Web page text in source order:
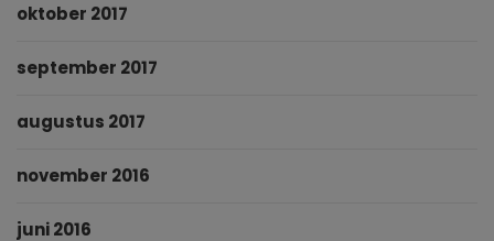
oktober 2017
september 2017
augustus 2017
november 2016
juni 2016